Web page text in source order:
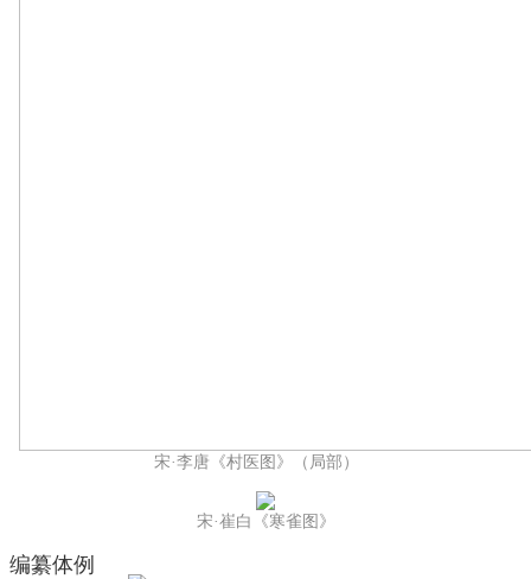
宋·李唐《村医图》（局部）
宋·崔白《寒雀图》
编纂体例